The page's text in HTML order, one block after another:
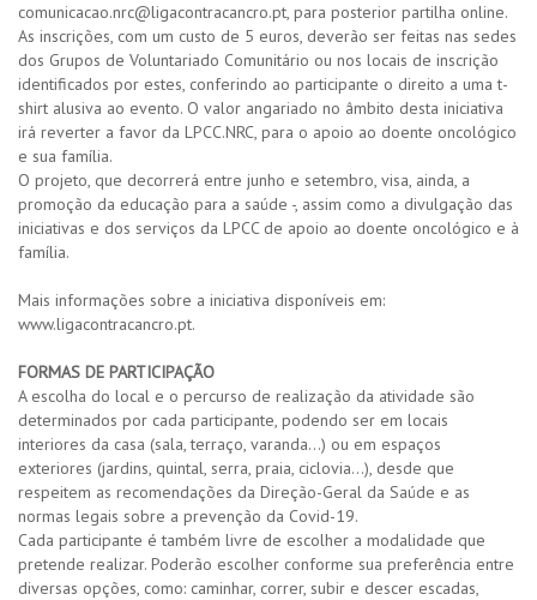
comunicacao.nrc@ligacontracancro.pt, para posterior partilha online.
As inscrições, com um custo de 5 euros, deverão ser feitas nas sedes
dos Grupos de Voluntariado Comunitário ou nos locais de inscrição
identificados por estes, conferindo ao participante o direito a uma t-
shirt alusiva ao evento. O valor angariado no âmbito desta iniciativa
irá reverter a favor da LPCC.NRC, para o apoio ao doente oncológico
e sua família.
O projeto, que decorrerá entre junho e setembro, visa, ainda, a
promoção da educação para a saúde -, assim como a divulgação das
iniciativas e dos serviços da LPCC de apoio ao doente oncológico e à
família.
Mais informações sobre a iniciativa disponíveis em:
www.ligacontracancro.pt.
FORMAS DE PARTICIPAÇÃO
A escolha do local e o percurso de realização da atividade são
determinados por cada participante, podendo ser em locais
interiores da casa (sala, terraço, varanda…) ou em espaços
exteriores (jardins, quintal, serra, praia, ciclovia…), desde que
respeitem as recomendações da Direção-Geral da Saúde e as
normas legais sobre a prevenção da Covid-19.
Cada participante é também livre de escolher a modalidade que
pretende realizar. Poderão escolher conforme sua preferência entre
diversas opções, como: caminhar, correr, subir e descer escadas,